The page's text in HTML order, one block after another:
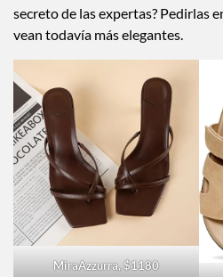
Pocas cosas dicen “verano de
sandalias. Si quieres conseguir
MiraAzzurra,
secreto de las expertas? Pedirlas
vean todavía más elegantes.